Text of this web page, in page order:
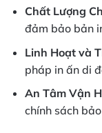
Chất Lượng
đảm bảo bản
Linh Hoạt và
pháp in ấn di
An Tâm Vận
chính sách